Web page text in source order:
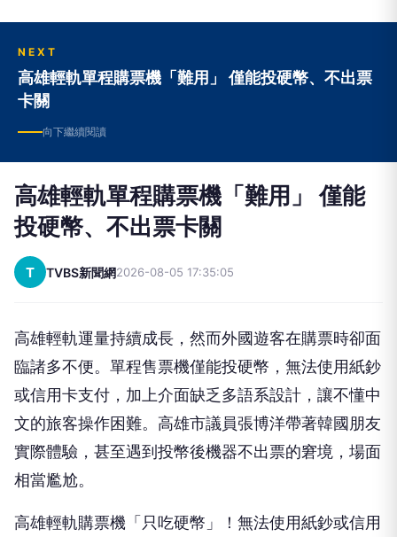
NEXT
高雄輕軌單程購票機「難用」 僅能投硬幣、不出票
卡關
向下繼續閱讀
高雄輕軌單程購票機「難用」 僅能
投硬幣、不出票卡關
T TVBS新聞網2026-08-05 17:35:05
高雄輕軌運量持續成長，然而外國遊客在購票時卻面
臨諸多不便。單程售票機僅能投硬幣，無法使用紙鈔
或信用卡支付，加上介面缺乏多語系設計，讓不懂中
文的旅客操作困難。高雄市議員張博洋帶著韓國朋友
實際體驗，甚至遇到投幣後機器不出票的窘境，場面
相當尷尬。
高雄輕軌購票機「只吃硬幣」！無法使用紙鈔或信用